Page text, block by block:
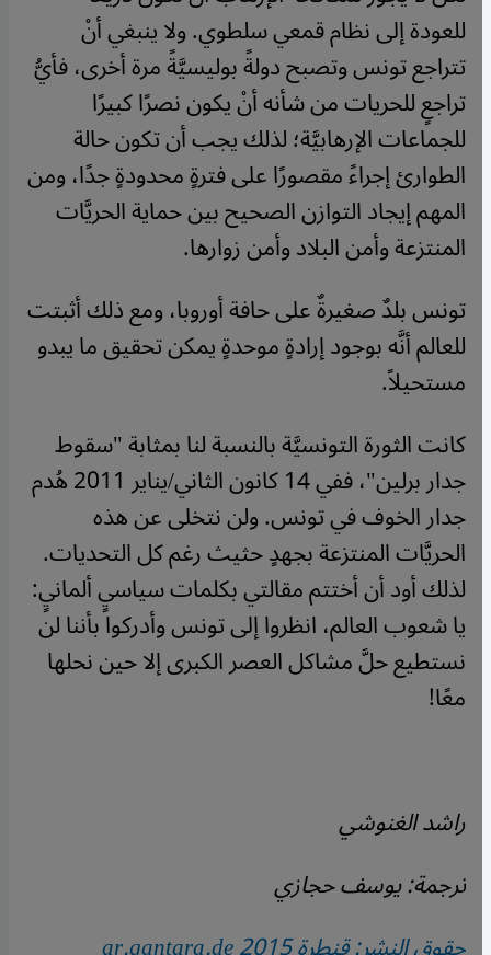
للعودة إلى نظام قمعي سلطوي. ولا ينبغي أنْ
تتراجع تونس وتصبح دولةً بوليسيَّةً مرة أخرى، فأيُّ
تراجعٍ للحريات من شأنه أنْ يكون نصرًا كبيرًا
للجماعات الإرهابيَّة؛ لذلك يجب أن تكون حالة
الطوارئ إجراءً مقصورًا على فترةٍ محدودةٍ جدًا، ومن
المهم إيجاد التوازن الصحيح بين حماية الحريَّات
المنتزعة وأمن البلاد وأمن زوارها.
تونس بلدٌ صغيرةٌ على حافة أوروبا، ومع ذلك أثبتت
للعالم أنَّه بوجود إرادةٍ موحدةٍ يمكن تحقيق ما يبدو
مستحيلاً.
كانت الثورة التونسيَّة بالنسبة لنا بمثابة "سقوط
جدار برلين"، ففي 14 كانون الثاني/يناير 2011 هُدم
جدار الخوف في تونس. ولن نتخلى عن هذه
الحريَّات المنتزعة بجهدٍ حثيث رغم كل التحديات.
لذلك أود أن أختتم مقالتي بكلمات سياسيٍ ألمانيٍ:
يا شعوب العالم، انظروا إلى تونس وأدركوا بأننا لن
نستطيع حلَّ مشاكل العصر الكبرى إلا حين نحلها
معًا!
راشد الغنوشي
ترجمة: يوسف حجازي